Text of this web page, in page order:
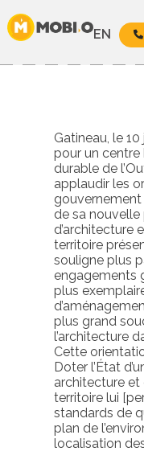
Aller
au
EN
Gatineau, le
pour un
durable de
applaudir les
de sa
d’architecture
territoire
souligne plus
engagements
plus
plus grand
l’architecture
Cette
Doter l’État
architecture
territoire lui
standards de
plan de
localisation